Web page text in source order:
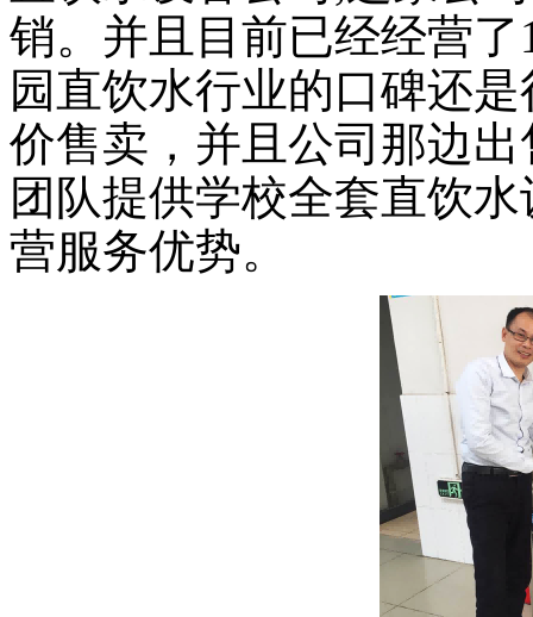
销。并且目前已经经营了
园直饮水行业的口碑还
价售卖，并且公司那边出
团队提供学校全套直饮
营服务优势。